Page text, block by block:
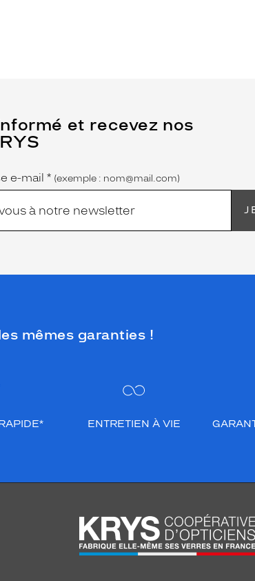
et recevez nos
e-mail * (exemple : nom@mail.com)
mêmes garanties !
ENTRETIEN À VIE